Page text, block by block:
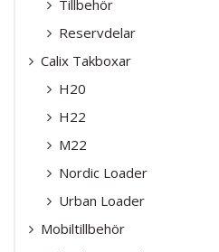
Tillbehör
Reservdelar
Calix Takboxar
H20
H22
M22
Nordic Loader
Urban Loader
Mobiltillbehör